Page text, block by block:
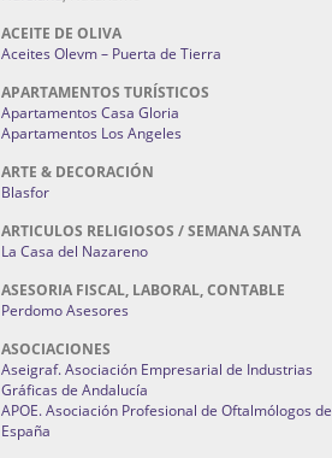
ACEITE DE OLIVA
Aceites Olevm – Puerta de Tierra
APARTAMENTOS TURÍSTICOS
Apartamentos Casa Gloria
Apartamentos Los Angeles
ARTE & DECORACIÓN
Blasfor
ARTICULOS RELIGIOSOS / SEMANA SANTA
La Casa del Nazareno
ASESORIA FISCAL, LABORAL, CONTABLE
Perdomo Asesores
ASOCIACIONES
Aseigraf. Asociación Empresarial de Industrias
Gráficas de Andalucía
APOE. Asociación Profesional de Oftalmólogos de
España